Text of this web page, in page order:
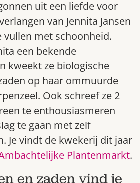
World 08/2026
nu
uit een liefde voor
van Jennita Jansen
vullen met schoonheid.
een bekende
kweekt ze biologische
op haar ommuurde
Ook schreef ze 2
te enthousiasmeren
te gaan met zelf
Je vindt de kwekerij dit jaar
Plantenmarkt.
en zaden vind je